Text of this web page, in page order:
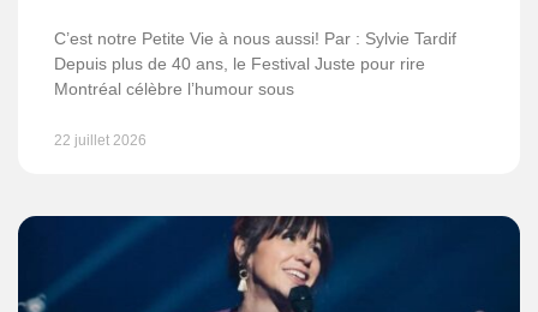
C’est notre Petite Vie à nous aussi! Par : Sylvie Tardif
Depuis plus de 40 ans, le Festival Juste pour rire
Montréal célèbre l’humour sous
22 juillet 2026